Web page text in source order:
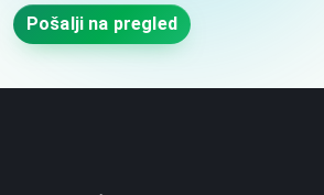
Pošalji na pregled